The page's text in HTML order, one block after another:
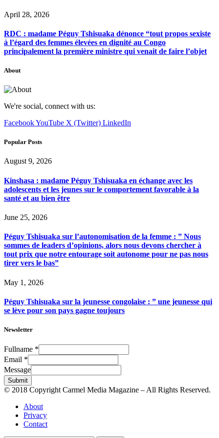
April 28, 2026
RDC : madame Péguy Tshisuaka dénonce “tout propos sexiste
à l’égard des femmes élevées en dignité au Congo
principalement la première ministre qui venait de faire l’objet
About
We're social, connect with us:
FacebookYouTube X (Twitter) LinkedIn
Popular Posts
August 9, 2026
Kinshasa : madame Péguy Tshisuaka en échange avec les
adolescents et les jeunes sur le comportement favorable à la
santé et au bien être
June 25, 2026
Péguy Tshisuaka sur l’autonomisation de la femme : ” Nous
sommes de leaders d’opinions, alors nous devons chercher à
tout prix que notre entourage soit autonome pour ne pas nous
tirer vers le bas”
May 1, 2026
Péguy Tshisuaka sur la jeunesse congolaise : ” une jeunesse qui
se lève pour son pays gagne toujours
Newsletter
Fullname *
Email *
Message
Submit
© 2018 Copyright Carmel Media Magazine – All Rights Reserved.
About
Privacy
Contact